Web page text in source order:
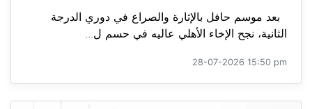
بعد موسم حافل بالإثارة والصراع في دوري الدرجة
الثانية، نجح الإخاء الأهلي عاليه في حسم ل...
28-07-2026 15:50 pm